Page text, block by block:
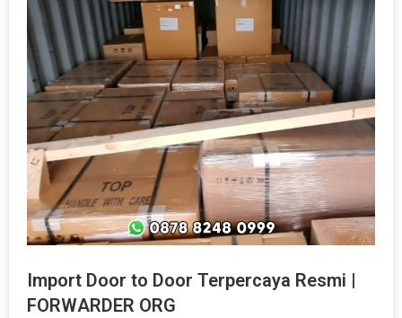
Import Door to Door Terpercaya Resmi |
FORWARDER ORG